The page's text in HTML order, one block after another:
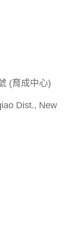
(育成中心)
Dist., New